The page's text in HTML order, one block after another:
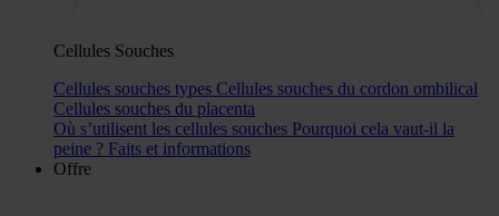
Cellules Souches
Cellules souches types Cellules souches du cordon ombilical
Cellules souches du placenta
Où s’utilisent les cellules souches Pourquoi cela vaut-il la
peine ? Faits et informations
Offre